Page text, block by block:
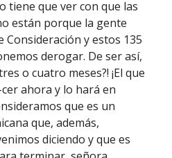
tiene que ver con que las
están porque la gente
Consideración y estos 135
derogar. De ser así,
o cuatro meses?! ¡El que
ahora y lo hará en
que es un
que, además,
diciendo y que es